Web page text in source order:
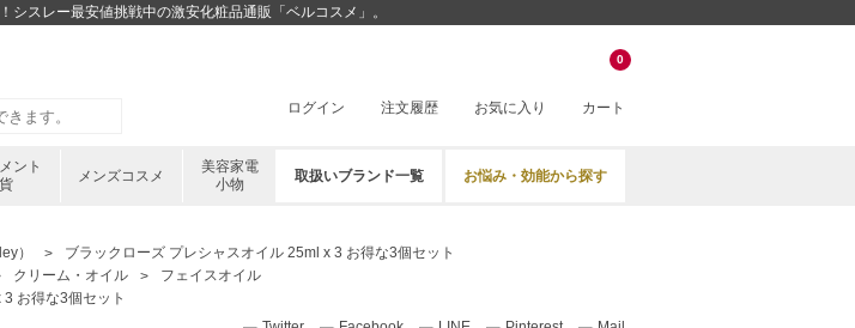
スレー最安値挑戦中の激安化粧品通販「ベルコスメ」。
ログイン 注文履歴 お気に入り カート
0
ント
メンズコスメ
美容家電
小物
取扱いブランド一覧 お悩み・効能から探す
）
ブラックローズ プレシャスオイル 25ml x 3 お得な3個セット
クリーム・オイル
フェイスオイル
お得な3個セット